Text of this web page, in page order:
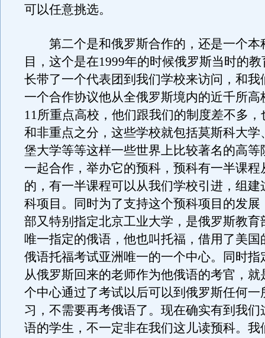
可以任意挑选。
第二个是和俄罗斯合作的，还是一个本
目，这个是在1999年的时候俄罗斯当时的
长带了一个代表团到我们学校来访问，和我
一个合作协议他从全俄罗斯境内的近千所高
11所重点高校，他们跟我们的制度差不多
和非重点之分，这些学校就包括莫斯科大学
堡大学等等这样一些世界上比较著名的高等
一起合作，举办它的预科，预科有一半课程
的，有一半课程可以从我们学校引进，组建
科项目。同时为了支持这个预科项目的发展
部又特别指定北京工业大学，是俄罗斯教育
唯一指定的俄语，他也叫托福，借用了美国
俄语托福考试亚洲唯一的一个中心。同时指
从俄罗斯回来的老师作为他俄语的考官，就
个中心通过了考试以后可以到俄罗斯任何一
习，不需要再考俄语了。现在确实有到我们
语的学生，不一定非在我们这儿读预科。我